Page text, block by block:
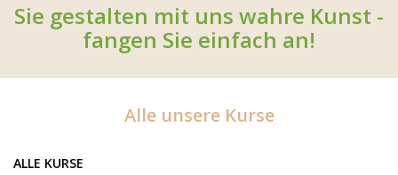
Sie gestalten mit uns wahre Kunst -
fangen Sie einfach an!
Alle unsere Kurse
ALLE KURSE